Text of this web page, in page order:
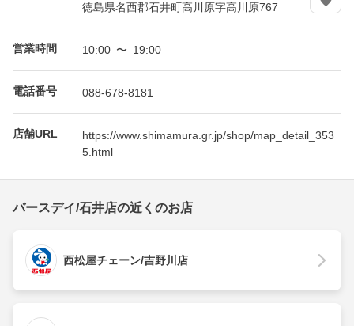
徳島県名西郡石井町高川原字高川原767
営業時間 10:00 〜 19:00
電話番号 088-678-8181
店舗URL
https://www.shimamura.gr.jp/shop/map_detail_353
5.html
バースデイ/石井店の近くのお店
西松屋チェーン/吉野川店